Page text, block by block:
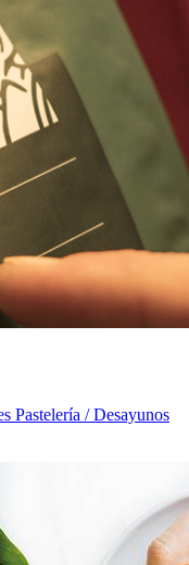
Pastelería / Desayunos